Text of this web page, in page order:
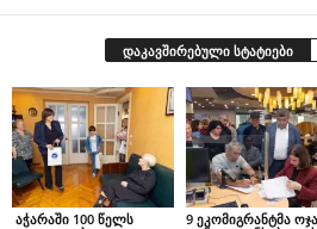
დაკავშირებული სტატიები
აჭარაში 100 წელს
9 ეკომიგრანტმა